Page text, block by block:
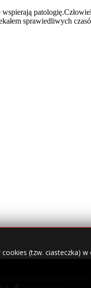
(tzw. ciasteczka)
- kasy fiskalne, terminale